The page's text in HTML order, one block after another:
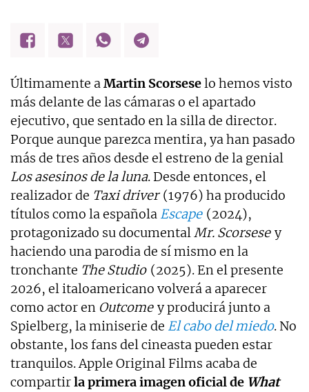
Últimamente aMartin Scorseselo hemos visto
más delante de las cámaras o el apartado
ejecutivo, que sentado en la silla de director.
Porque aunque parezca mentira, ya han pasado
más de tres años desde el estreno de la genial
Los asesinos de la luna. Desde entonces, el
realizador de Taxi driver(1976) ha producido
títulos como la española Escape (2024),
protagonizado su documentalMr. Scorsese y
haciendo una parodia de sí mismo en la
tronchante The Studio (2025). En el presente
2026, el italoamericano volverá a aparecer
como actor en Outcome y producirá junto a
Spielberg, la miniserie de El cabo del miedo. No
obstante, los fans del cineasta pueden estar
tranquilos. Apple Original Films acaba de
compartirla primera imagen oficial de What